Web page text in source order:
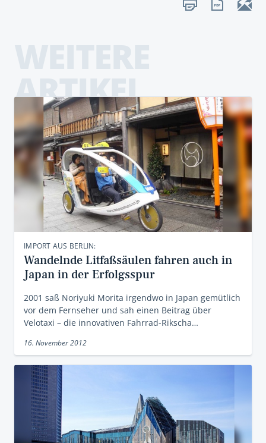
ARTIKEL
IMPORT AUS BERLIN:
Wandelnde Litfaßsäulen fahren auch in
Japan in der Erfolgsspur
2001 saß Noriyuki Morita irgendwo in Japan gemütlich
vor dem Fernseher und sah einen Beitrag über
Velotaxi – die innovativen Fahrrad-Rikscha…
16. November 2012